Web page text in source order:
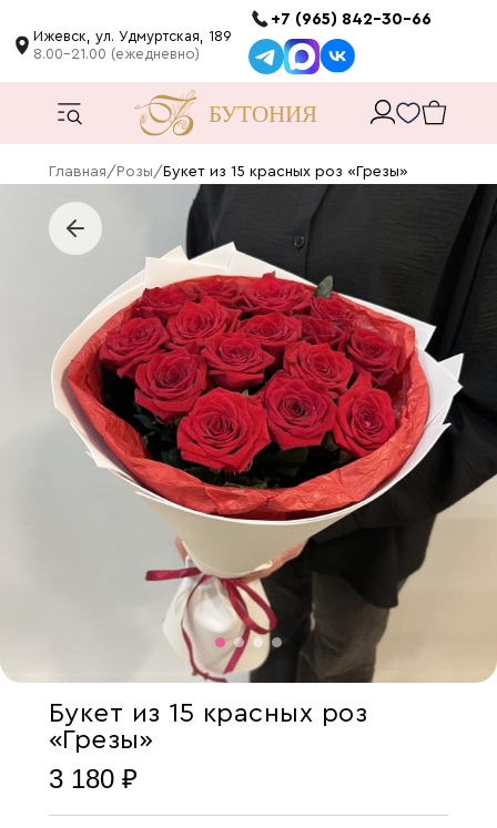
Ижевск, ул. Удмуртская, 189
8.00-21.00 (ежедневно)
+7 (965) 842-30-66
Главная/ Розы/ Букет из 15 красных роз «Грезы»
Букет из 15 красных роз
«Грезы»
3 180 ₽